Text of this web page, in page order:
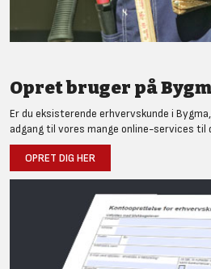
Opret bruger på
Er du eksisterende erhvervskunde i
adgang til vores mange online-services til
OPRET DIG HER